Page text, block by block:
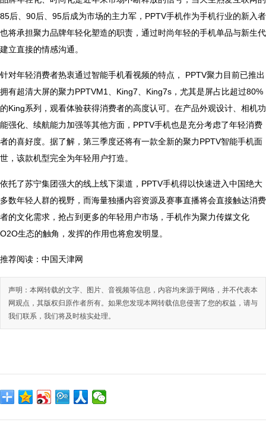
85后、90后、95后成为市场的主力军，PPTV手机作为手机行业的新入者
也将承担聚力品牌年轻化塑造的职责，通过时尚年轻的手机单品与新生代
建立直接的情感沟通。
针对年轻消费者热衷通过智能手机看视频的特点， PPTV聚力目前已推出
拥有超清大屏的聚力PPTVM1、King7、King7s，尤其是屏占比超过80%
的King系列，观看体验获得消费者的高度认可。在产品外观设计、相机功
能强化、续航能力加强等其他方面，PPTV手机也是充分考虑了年轻消费
者的喜好度。据了解，第三季度还将有一款全新的聚力PPTV智能手机面
世，该款机型完全为年轻用户打造。
依托了苏宁集团强大的线上线下渠道，PPTV手机得以快速进入中国绝大
多数年轻人群的视野，而海量独播内容资源及赛事直播将会直接触达消费
者的文化需求，抢占到更多的年轻用户市场，手机作为聚力传媒文化
O2O生态的触角，发挥的作用也将愈发明显。
推荐阅读： 中国天津网
声明：本网转载的文字、图片、音视频等信息，内容均来源于网络，并不代表本
网观点，其版权归原作者所有。如果您发现本网转载信息侵害了您的权益，请与
我们联系，我们将及时核实处理。